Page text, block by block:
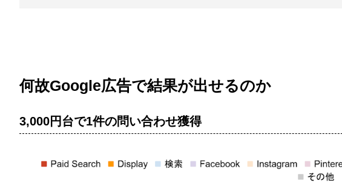
何故Google広告で結果が出せるのか
3,000円台で1件の問い合わせ獲得